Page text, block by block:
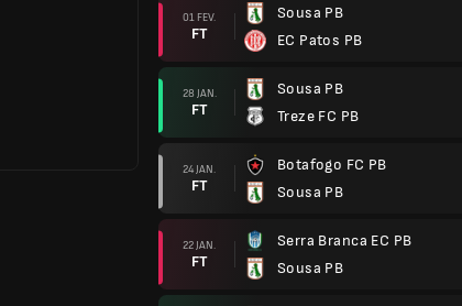
01 FEV.
FT
Sousa PB
EC Patos PB
28 JAN.
FT
Sousa PB
Treze FC PB
24 JAN.
FT
Botafogo FC PB
Sousa PB
22 JAN.
FT
Serra Branca EC PB
Sousa PB